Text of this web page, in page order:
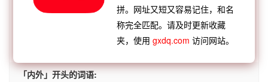
「内外有别」的典故、内外有别成语故事
「内外有别」在《汉语词典》的解释
「内外」开头的词语:
拼。网址又短又容易记住，和名
称完全匹配。请及时更新收藏
夹，使用gxdq.com 访问网站。